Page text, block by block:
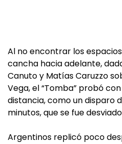
Al no encontrar los
cancha hacia adelante,
Canuto y Matías Caruzzo
Vega, el “Tomba” probó
distancia, como un disparo
minutos, que se fue
Argentinos replicó poco